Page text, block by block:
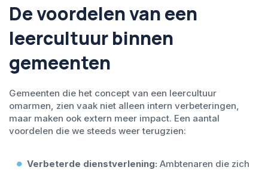
De voordelen van een
leercultuur binnen
gemeenten
Gemeenten die het concept van een leercultuur
omarmen, zien vaak niet alleen intern verbeteringen,
maar maken ook extern meer impact. Een aantal
voordelen die we steeds weer terugzien:
Verbeterde dienstverlening: Ambtenaren die zich